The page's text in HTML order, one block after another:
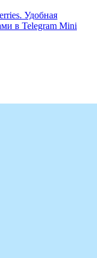
Удобная
в Telegram Mini